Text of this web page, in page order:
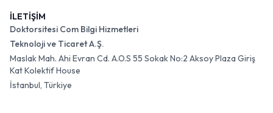
İLETİŞİM
Doktorsitesi Com Bilgi Hizmetleri
Teknoloji ve Ticaret A.Ş.
Maslak Mah. Ahi Evran Cd. A.O.S 55 Sokak No:2 Aksoy Plaza Giriş
Kat Kolektif House
İstanbul, Türkiye